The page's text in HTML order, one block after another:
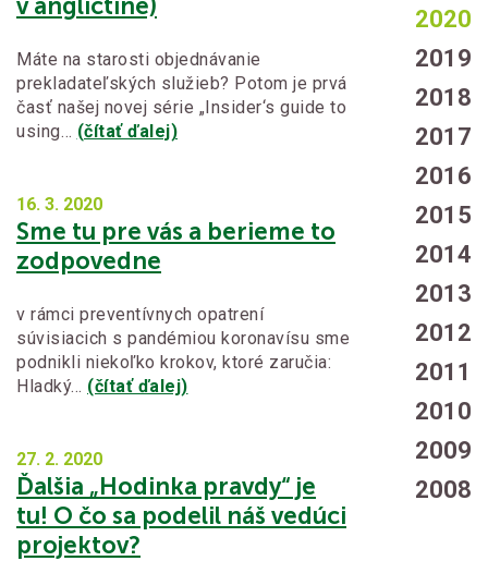
v angličtine)
Máte na starosti objednávanie
prekladateľských služieb? Potom je prvá
časť našej novej série „Insider‘s guide to
using… (čítať ďalej)
16. 3. 2020
Sme tu pre vás a berieme to
zodpovedne
v rámci preventívnych opatrení
súvisiacich s pandémiou koronavísu sme
podnikli niekoľko krokov, ktoré zaručia:
Hladký… (čítať ďalej)
27. 2. 2020
Ďalšia „Hodinka pravdy“ je
tu! O čo sa podelil náš vedúci
projektov?
2020
2019
2018
2017
2016
2015
2014
2013
2012
2011
2010
2009
2008